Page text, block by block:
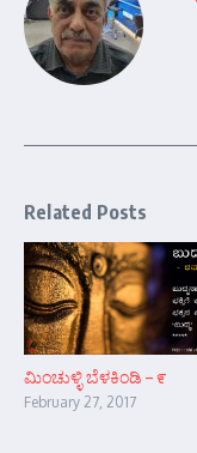
Related Posts
ಮಿಂಚುಳ್ಳಿ ಬೆಳಕಿಂಡಿ – ೯
February 27, 2017